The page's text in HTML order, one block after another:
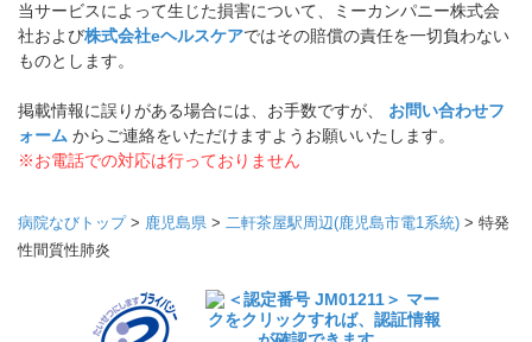
当サービスによって生じた損害について、ミーカンパニー株式会
社および株式会社eヘルスケアではその賠償の責任を一切負わない
ものとします。
掲載情報に誤りがある場合には、お手数ですが、 お問い合わせフ
ォーム からご連絡をいただけますようお願いいたします。
※お電話での対応は行っておりません
病院なびトップ> 鹿児島県 > 二軒茶屋駅周辺(鹿児島市電1系統) > 特発
性間質性肺炎